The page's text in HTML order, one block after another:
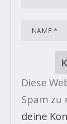
Diese
Spam zu
deine